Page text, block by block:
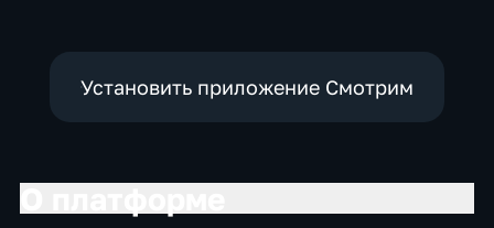
Установить приложение Смотрим